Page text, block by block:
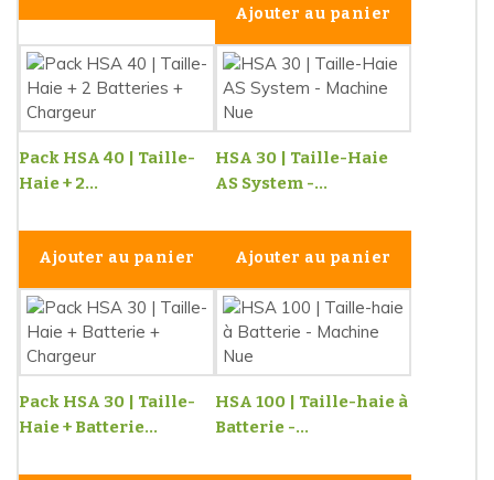
Ajouter au panier
Pack HSA 40 | Taille-
Haie + 2...
Ajouter au panier
HSA 30 | Taille-Haie
AS System -...
Ajouter au panier
Pack HSA 30 | Taille-
Haie + Batterie...
HSA 100 | Taille-haie à
Batterie -...